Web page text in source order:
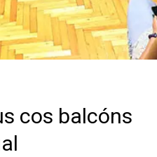
cos balcóns